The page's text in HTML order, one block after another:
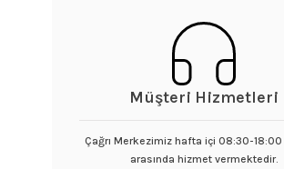
Müşteri Hizmetleri
Çağrı Merkezimiz hafta içi 08:30-
arasında hizmet vermektedir.